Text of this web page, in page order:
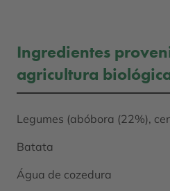
Ingredientes
agricultura
Legumes (abóbora (22%),
Batata
Água de cozedura